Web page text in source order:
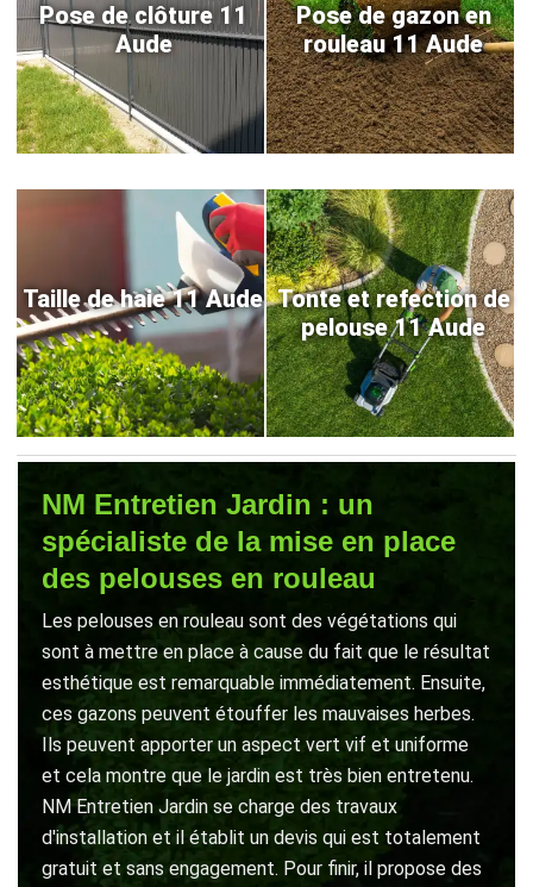
Pose de clôture 11
Aude
Pose de gazon en
rouleau 11 Aude
Taille de haie 11 Aude Tonte et refection de
pelouse 11 Aude
NM Entretien Jardin : un
spécialiste de la mise en place
des pelouses en rouleau
Les pelouses en rouleau sont des végétations qui
sont à mettre en place à cause du fait que le résultat
esthétique est remarquable immédiatement. Ensuite,
ces gazons peuvent étouffer les mauvaises herbes.
Ils peuvent apporter un aspect vert vif et uniforme
et cela montre que le jardin est très bien entretenu.
NM Entretien Jardin se charge des travaux
d'installation et il établit un devis qui est totalement
gratuit et sans engagement. Pour finir, il propose des